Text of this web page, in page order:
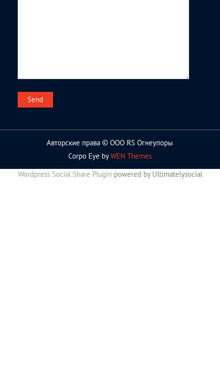
Авторские права © ООО RS Огнеупоры
Corpo Eye byWEN Themes
Wordpress Social Share Plugin powered by Ultimatelysocial